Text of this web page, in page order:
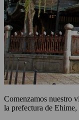
Comenzamos nuestro
la prefectura de